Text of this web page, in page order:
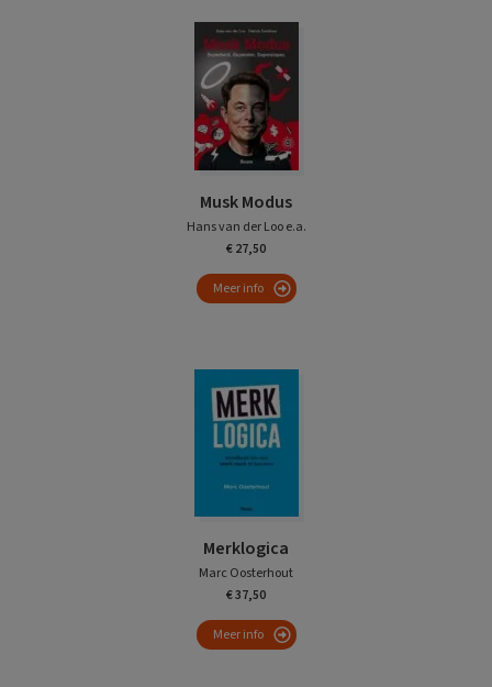
Musk Modus
Hans van der Loo e.a.
€ 27,50
Meer info
Merklogica
Marc Oosterhout
€ 37,50
Meer info